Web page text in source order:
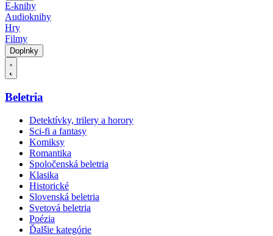
E-knihy
Audioknihy
Hry
Filmy
Doplnky
Beletria
Detektívky, trilery a horory
Sci-fi a fantasy
Komiksy
Romantika
Spoločenská beletria
Klasika
Historické
Slovenská beletria
Svetová beletria
Poézia
Ďalšie kategórie